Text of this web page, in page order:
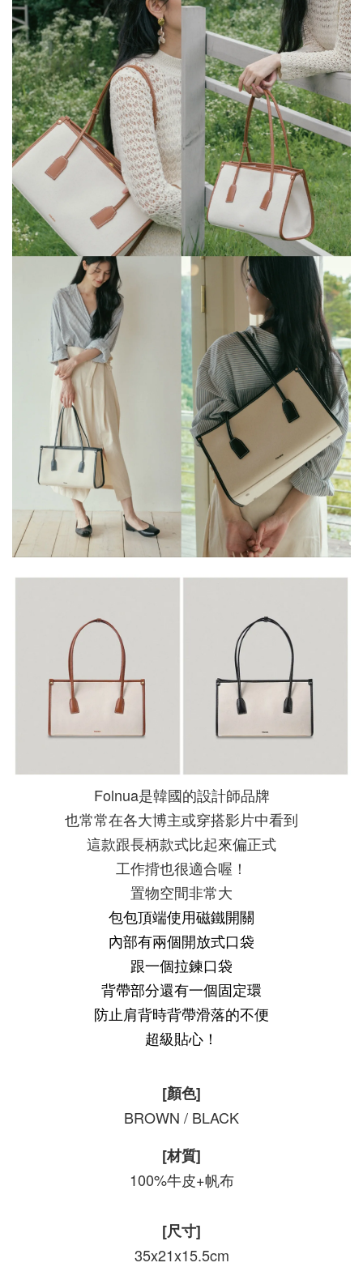
Folnua是韓國的設計師品牌
也常常在各大博主或穿搭影片中看到
這款跟長柄款式比起來偏正式
工作揹也很適合喔！
置物空間非常大
包包頂端使用磁鐵開關
內部有兩個開放式口袋
跟一個拉鍊口袋
背帶部分還有一個固定環
防止肩背時背帶滑落的不便
超級貼心！
[顏色]
BROWN / BLACK
[材質]
100%牛皮+帆布
[尺寸]
35x21x15.5cm